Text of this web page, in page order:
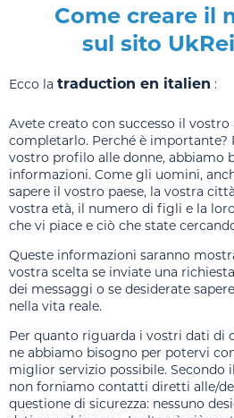
Come creare il
sul sito
Ecco la traduction en italien :
Avete creato con successo il
completarlo. Perché è importante?
vostro profilo alle donne, abbiamo
informazioni. Come gli uomini,
sapere il vostro paese, la vostra
vostra età, il numero di figli e la
che vi piace e ciò che state
Queste informazioni saranno
vostra scelta se inviate una
dei messaggi o se desiderate
nella vita reale.
Per quanto riguarda i vostri dati di
ne abbiamo bisogno per potervi
miglior servizio possibile. Secondo
non forniamo contatti diretti alle/
questione di sicurezza: nessuno